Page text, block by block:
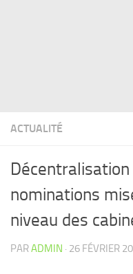
ACTUALITÉ
Décentralisation
nominations
niveau des
PARADMIN · 26 FÉVRIER